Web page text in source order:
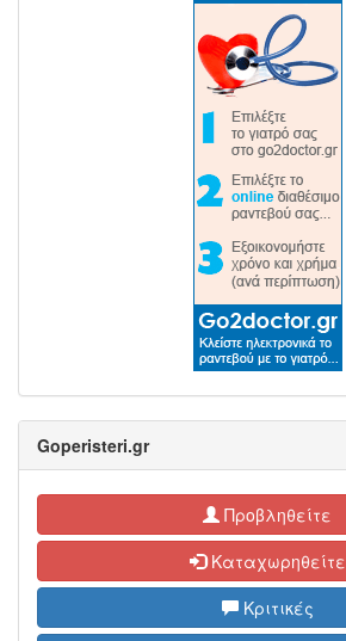
Goperisteri.gr
Προβληθείτε
Καταχωρηθείτε
Κριτικές